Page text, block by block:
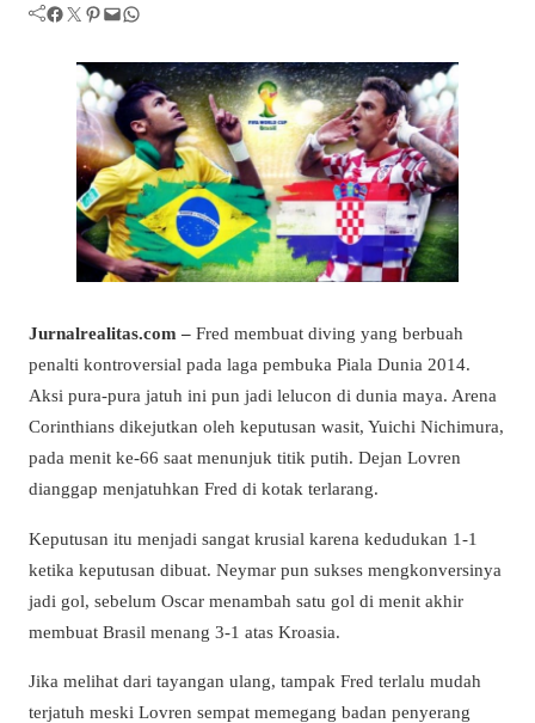
Facebook Twitter Pinterest Mail WhatsApp
Jurnalrealitas.com – Fred membuat diving yang berbuah
penalti kontroversial pada laga pembuka Piala Dunia 2014.
Aksi pura-pura jatuh ini pun jadi lelucon di dunia maya. Arena
Corinthians dikejutkan oleh keputusan wasit, Yuichi Nichimura,
pada menit ke-66 saat menunjuk titik putih. Dejan Lovren
dianggap menjatuhkan Fred di kotak terlarang.
Keputusan itu menjadi sangat krusial karena kedudukan 1-1
ketika keputusan dibuat. Neymar pun sukses mengkonversinya
jadi gol, sebelum Oscar menambah satu gol di menit akhir
membuat Brasil menang 3-1 atas Kroasia.
Jika melihat dari tayangan ulang, tampak Fred terlalu mudah
terjatuh meski Lovren sempat memegang badan penyerang